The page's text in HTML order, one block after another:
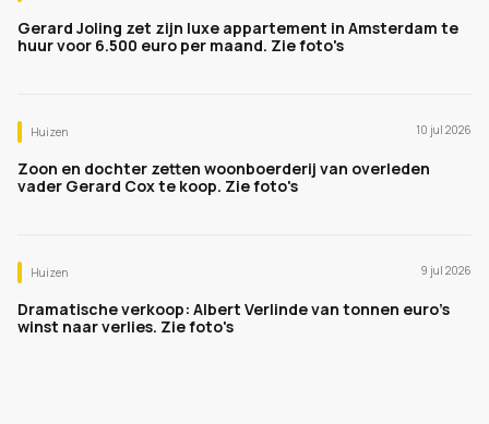
Gerard Joling zet zijn luxe appartement in Amsterdam te
huur voor 6.500 euro per maand. Zie foto's
Huizen 10 jul 2026
Zoon en dochter zetten woonboerderij van overleden
vader Gerard Cox te koop. Zie foto's
Huizen 9 jul 2026
Dramatische verkoop: Albert Verlinde van tonnen euro's
winst naar verlies. Zie foto's